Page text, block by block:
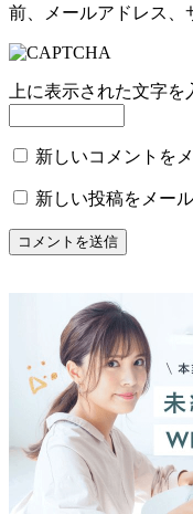
前、メールアドレス、
上に表示された文字を
新しいコメントを
新しい投稿をメー
コメントを送信